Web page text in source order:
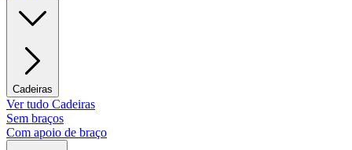
Cadeiras
Ver tudo Cadeiras
Sem braços
Com apoio de braço